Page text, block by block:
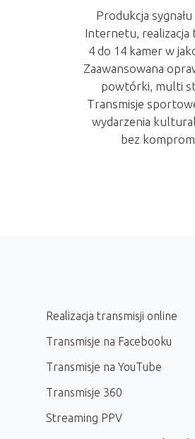
Produkcja
Internetu, realizacja
4 do 14 kamer w
Zaawansowana
powtórki, multi
Transmisje
wydarzenia
bez
Realizacja transmisji online
Transmisje na Facebooku
Transmisje na YouTube
Transmisje 360
Streaming PPV